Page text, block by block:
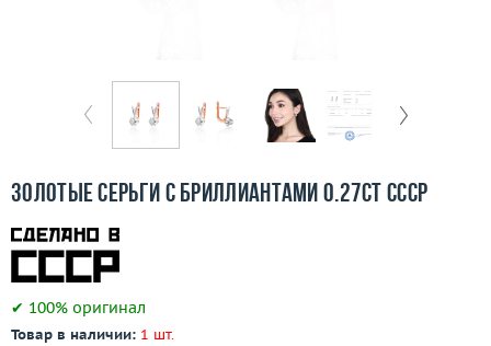
О компании
3D-тур по шоуруму
Золотые серьги с бриллиантами 0.27ct СССР
✔ 100% оригинал
Товар в наличии: 1 шт.